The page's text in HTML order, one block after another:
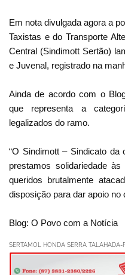
Em nota divulgada agora a
Taxistas e do Transporte
Central (Sindimott Sertão)
e Juvenal, registrado na
Ainda de acordo com o
que representa a
legalizados do ramo.
“O Sindimott – Sindicato da
prestamos solidariedade
queridos brutalmente
disposição para dar apoio no
Blog: O Povo com a Notícia
SERTAMOL HONDA SERRA TALAHADA-